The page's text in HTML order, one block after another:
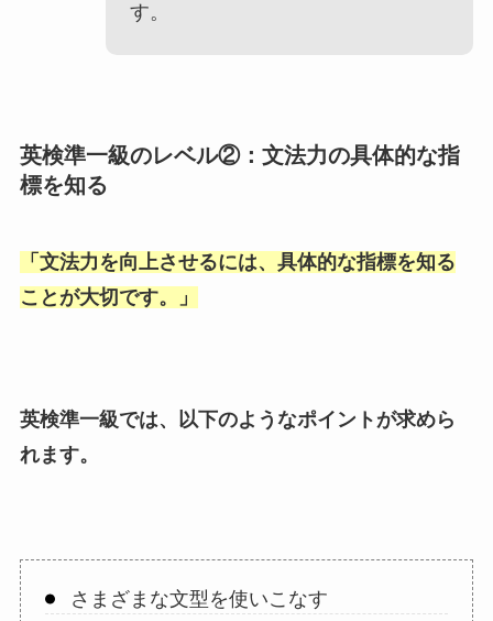
す。
英検準一級のレベル②：文法力の具体的な指
標を知る
「 文法力を向上させるには、具体的な指標を知る
ことが大切です。
」
英検準一級では、以下のようなポイントが求めら
れます。
さまざまな文型を使いこなす